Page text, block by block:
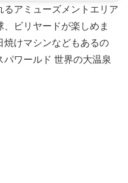
アミューズメントエリア
ビリヤードが楽しめま
焼けマシンなどもあるの
ワールド 世界の大温泉